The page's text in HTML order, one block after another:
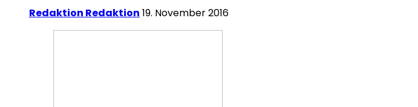
Redaktion Redaktion 19. November 2016